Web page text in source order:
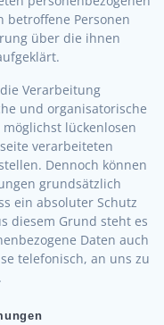
betroffene Personen
über die ihnen
Verarbeitung
und organisatorische
lückenlosen
verarbeiteten
Dennoch können
grundsätzlich
ein absoluter Schutz
diesem Grund steht es
Daten auch
telefonisch, an uns zu